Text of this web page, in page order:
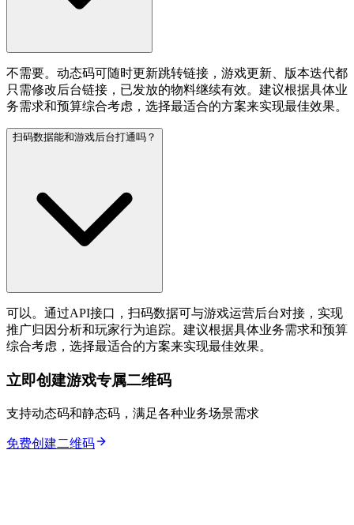
不需要。动态码可随时更新跳转链接，游戏更新、版本迭代都
只需修改后台链接，已发放的物料继续有效。建议根据具体业
务需求和预算综合考虑，选择最适合的方案来实现最佳效果。
扫码数据能和游戏后台打通吗？
可以。通过API接口，扫码数据可与游戏运营后台对接，实现
推广归因分析和玩家行为追踪。建议根据具体业务需求和预算
综合考虑，选择最适合的方案来实现最佳效果。
立即创建游戏专属二维码
支持动态码和静态码，满足各种业务场景需求
免费创建二维码